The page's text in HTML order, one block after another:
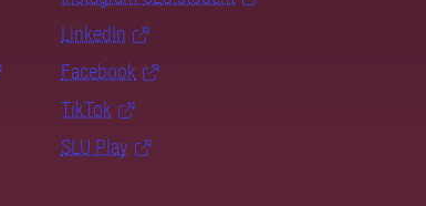
LinkedIn
Facebook
TikTok
SLU Play